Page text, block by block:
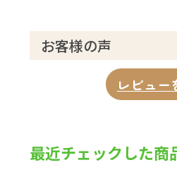
お客様の声
レビュー
最近チェックした商